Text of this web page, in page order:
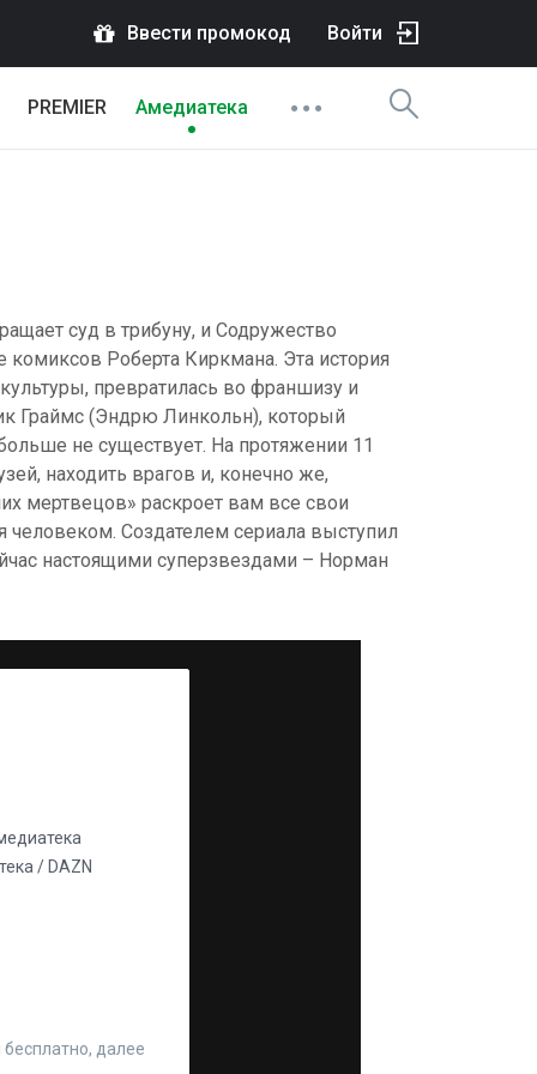
Ввести промокод Войти
PREMIER Амедиатека
суд в трибуну, и Содружество
комиксов Роберта Киркмана. Эта история
превратилась во франшизу и
Граймс (Эндрю Линкольн), который
не существует. На протяжении 11
находить врагов и, конечно же,
мертвецов» раскроет вам все свои
Создателем сериала выступил
настоящими суперзвездами – Норман
/ DAZN
далее